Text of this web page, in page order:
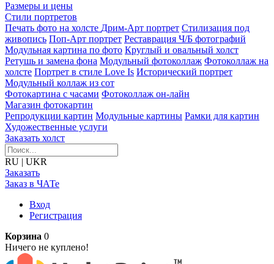
Размеры и цены
Стили портретов
Печать фото на холсте Дрим-Арт портрет Стилизация под
живопись Поп-Арт портрет Реставрация Ч/Б фотографий
Модульная картина по фото Круглый и овальный холст
Ретушь и замена фона Модульный фотоколлаж Фотоколлаж на
холсте Портрет в стиле Love Is Исторический портрет
Модульный коллаж из сот
Фотокартина с часами Фотоколлаж он-лайн
Магазин фотокартин
Репродукции картин Модульные картины Рамки для картин
Художественные услуги
Заказать холст
RU | UKR
Заказать
Заказ в ЧАТе
Вход
Регистрация
Корзина 0
Ничего не куплено!